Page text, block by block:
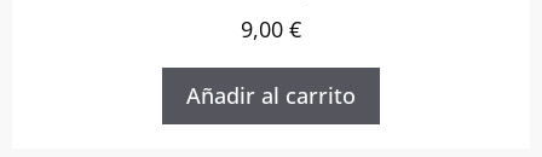
9,00 €
Añadir al carrito